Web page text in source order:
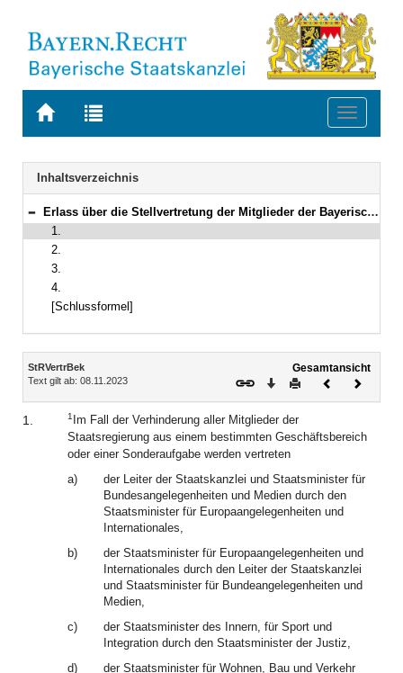
Zur
BAYERN.RECHT
Zur
letzten
Suche
Toggle
Navigation
Inhaltsverzeichnis
Bereich reduzieren
Erlass über die Stellvertretung der Mitglieder der Bayerischen Staatsregierung
1.
2.
3.
4.
[Schlussformel]
Inhalt
StRVertrBek
Text gilt ab: 08.11.2023
Gesamtansicht
Download
DruckenVorheriges
1. 1 Im Fall der Verhinderung aller Mitglieder der
Staatsregierung aus einem bestimmten Geschäftsbereich
oder einer Sonderaufgabe werden vertreten
a)
der Leiter der Staatskanzlei und Staatsminister für
Bundesangelegenheiten und Medien durch den
Staatsminister für Europaangelegenheiten und
Internationales,
b)
der Staatsminister für Europaangelegenheiten und
Internationales durch den Leiter der Staatskanzlei
und Staatsminister für Bundeangelegenheiten und
Medien,
c)
der Staatsminister des Innern, für Sport und
Integration durch den Staatsminister der Justiz,
d)
der Staatsminister für Wohnen, Bau und Verkehr